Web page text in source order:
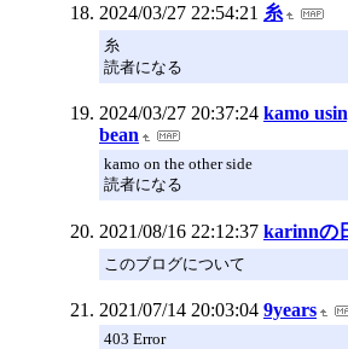
2024/03/27 22:54:21 糸
糸
読者になる
2024/03/27 20:37:24 kamo
bean
kamo on the other side
読者になる
2021/08/16 22:12:37 karinnの
このブログについて
2021/07/14 20:03:04 9years
403 Error